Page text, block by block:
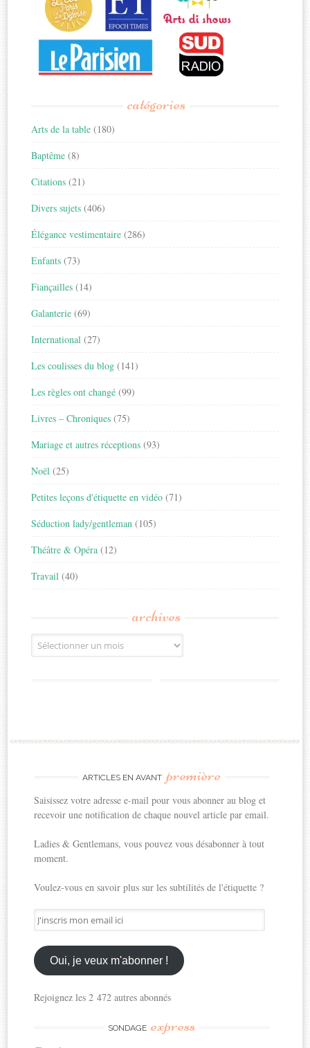
catégories
Arts de la table (180)
Baptême (8)
Citations (21)
Divers sujets (406)
Élégance vestimentaire (286)
Enfants (73)
Fiançailles (14)
Galanterie (69)
International (27)
Les coulisses du blog (141)
Les règles ont changé (99)
Livres – Chroniques (75)
Mariage et autres réceptions (93)
Noël (25)
Petites leçons d'étiquette en vidéo (71)
Séduction lady/gentleman (105)
Théâtre & Opéra (12)
Travail (40)
archives
Archives
ARTICLES EN AVANT première
Saisissez votre adresse e-mail pour vous abonner au blog et
recevoir une notification de chaque nouvel article par email.
Ladies & Gentlemans, vous pouvez vous désabonner à tout
moment.
Voulez-vous en savoir plus sur les subtilités de l'étiquette ?
J'inscris
mon
email
ici
Oui, je veux m'abonner !
Rejoignez les 2 472 autres abonnés
SONDAGE express